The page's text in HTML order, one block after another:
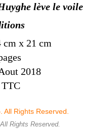
lève le voile
cm x 21 cm
2018
TTC
Rights Reserved.